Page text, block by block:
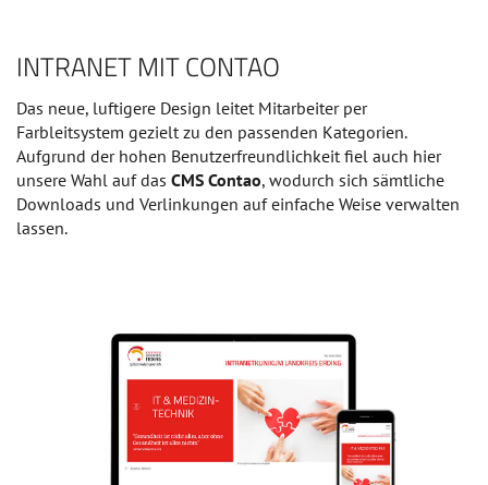
INTRANET MIT CONTAO
Das neue, luftigere Design leitet Mitarbeiter per
Farbleitsystem gezielt zu den passenden Kategorien.
Aufgrund der hohen Benutzerfreundlichkeit fiel auch hier
unsere Wahl auf das CMS Contao, wodurch sich sämtliche
Downloads und Verlinkungen auf einfache Weise verwalten
lassen.